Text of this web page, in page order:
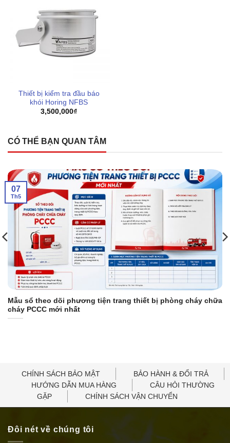
Chính sách bảo hành minh bạch, chu đáo sau khi mua,
đảm bảo sự yên tâm lâu dài
Sản phẩm có tem kiểm định chất lượng an toàn bởi cơ
quan pccc theo quy định Việt Nam
Xem thêm:
EA
RL/1 Hochiki
Thiết bị kiểm tra đầu báo
khói Horing NFBS
3,500,000₫
CÓ THỂ BẠN QUAN TÂM
Mẫu sổ theo dõi phương tiện trang thiết bị phòng cháy chữa
cháy PCCC mới nhất
07
Th5
CHÍNH SÁCH BẢO MẬT
BẢO HÀNH & ĐỔI TRẢ
HƯỚNG DẪN MUA HÀNG
CÂU HỎI THƯỜNG
GẶP
CHÍNH SÁCH VẬN CHUYỂN
Đôi nét về chúng tôi